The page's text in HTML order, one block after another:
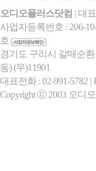
오디오플러스닷컴
| 대
사업자등록번호 : 206-
호
경기도 구리시 갈매순
동) (우)11901
대표전화 : 02-991-5782 |
Copyright ⓒ 2003 오디오